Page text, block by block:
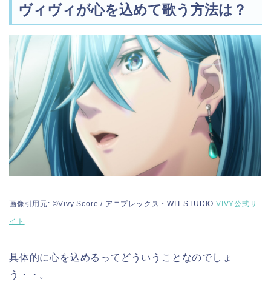
ヴィヴィが心を込めて歌う方法は？
画像引用元: ©Vivy Score / アニプレックス・WIT STUDIO VIVY公式サ
イト
具体的に心を込めるってどういうことなのでしょ
う・・。